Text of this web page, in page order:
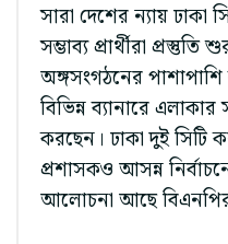
সারা দেশের ন্যায় ঢাকা
সম্ভাব্য প্রার্থীরা
অঙ্গসংগঠনের
বিভিন্ন ব্যানারে
করছেন। ঢাকা দুই সিটি
প্রশাসকও আসন্ন
আলোচনা আছে বিএনপির